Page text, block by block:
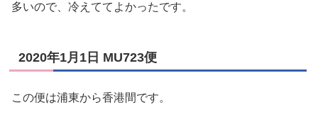
多いので、冷えててよかったです。
2020年1月1日 MU723便
この便は浦東から香港間です。